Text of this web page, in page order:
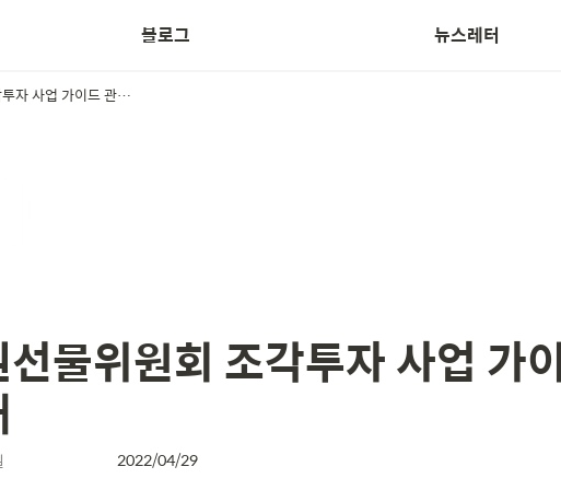
블로그 뉴스레터
증권선물위원회 조각투자 사업 가이드 관련 안내
Treasurer News
물위원회 조각투자 사업 가
2022/04/29